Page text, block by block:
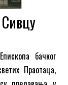
бачког
Праотаца,